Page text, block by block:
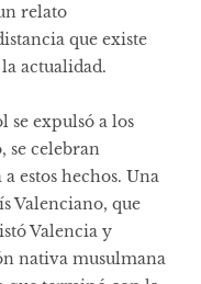
relato
que existe
actualidad.
se expulsó a los
se celebran
estos hechos. Una
Valenciano, que
Valencia y
nativa musulmana